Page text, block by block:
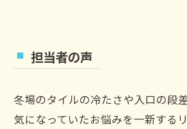
担当者の声
冬場のタイルの冷たさや入口の段
気になっていたお悩みを一新する